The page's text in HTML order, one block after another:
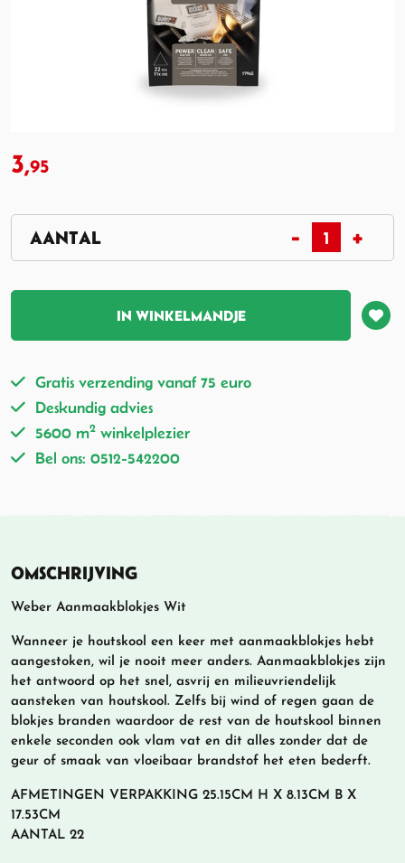
3,95
IN WINKELMANDJE
Gratis verzending vanaf 75 euro
Deskundig advies
5600 m2 winkelplezier
Bel ons: 0512-542200
OMSCHRIJVING
Weber Aanmaakblokjes Wit
Wanneer je houtskool een keer met aanmaakblokjes hebt
aangestoken, wil je nooit meer anders. Aanmaakblokjes zijn
het antwoord op het snel, asvrij en milieuvriendelijk
aansteken van houtskool. Zelfs bij wind of regen gaan de
blokjes branden waardoor de rest van de houtskool binnen
enkele seconden ook vlam vat en dit alles zonder dat de
geur of smaak van vloeibaar brandstof het eten bederft.
AFMETINGEN VERPAKKING 25.15CM H X 8.13CM B X
17.53CM
AANTAL 22